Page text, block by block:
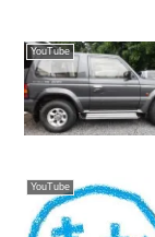
YouTube
YouTube